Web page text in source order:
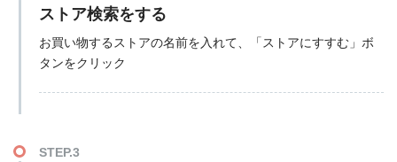
ストア検索をする
お買い物するストアの名前を入れて、「ストアにすすむ」ボ
タンをクリック
STEP.3